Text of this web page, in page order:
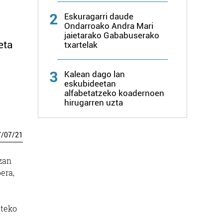
/07/21
2
Eskuragarri daude
Ondarroako Andra Mari
jaietarako Gababuserako
txartelak
3
Kalean dago lan
eskubideetan
alfabetatzeko koadernoen
hirugarren uzta